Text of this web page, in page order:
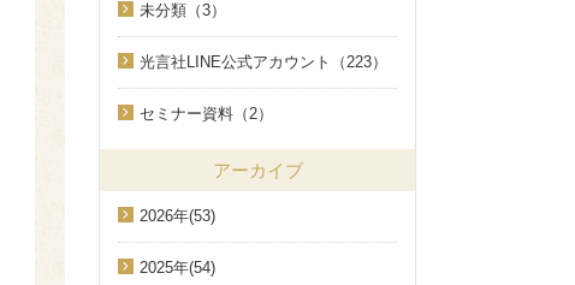
未分類（3）
光言社LINE公式アカウント（223）
セミナー資料（2）
アーカイブ
2026年(53)
2025年(54)